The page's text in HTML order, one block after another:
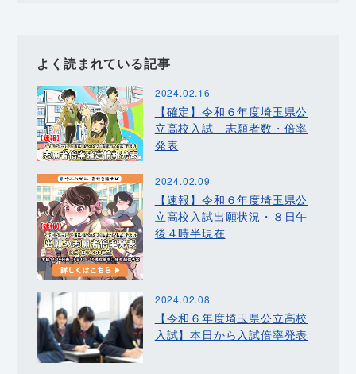
よく読まれている記事
2024.02.16
【確定】令和６年度埼玉県公
立高校入試 志願者数・倍率
発表
2024.02.09
【速報】令和６年度埼玉県公
立高校入試出願状況・８日午
後４時半現在
2024.02.08
【令和６年度埼玉県公立高校
入試】本日から入試倍率発表